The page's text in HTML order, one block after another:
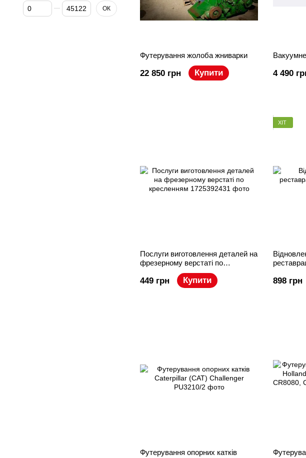
Футерування жолоба жниварки
22 850 грн Купити 4 490
Послуги виготовлення деталей на
фрезерному верстаті по
449 грн Купити
ХІТ
898 грн
Футерування опорних катків
Від Ціна, грн
До Ціна, грн ОК